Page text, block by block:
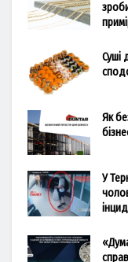
Суші
Як
У